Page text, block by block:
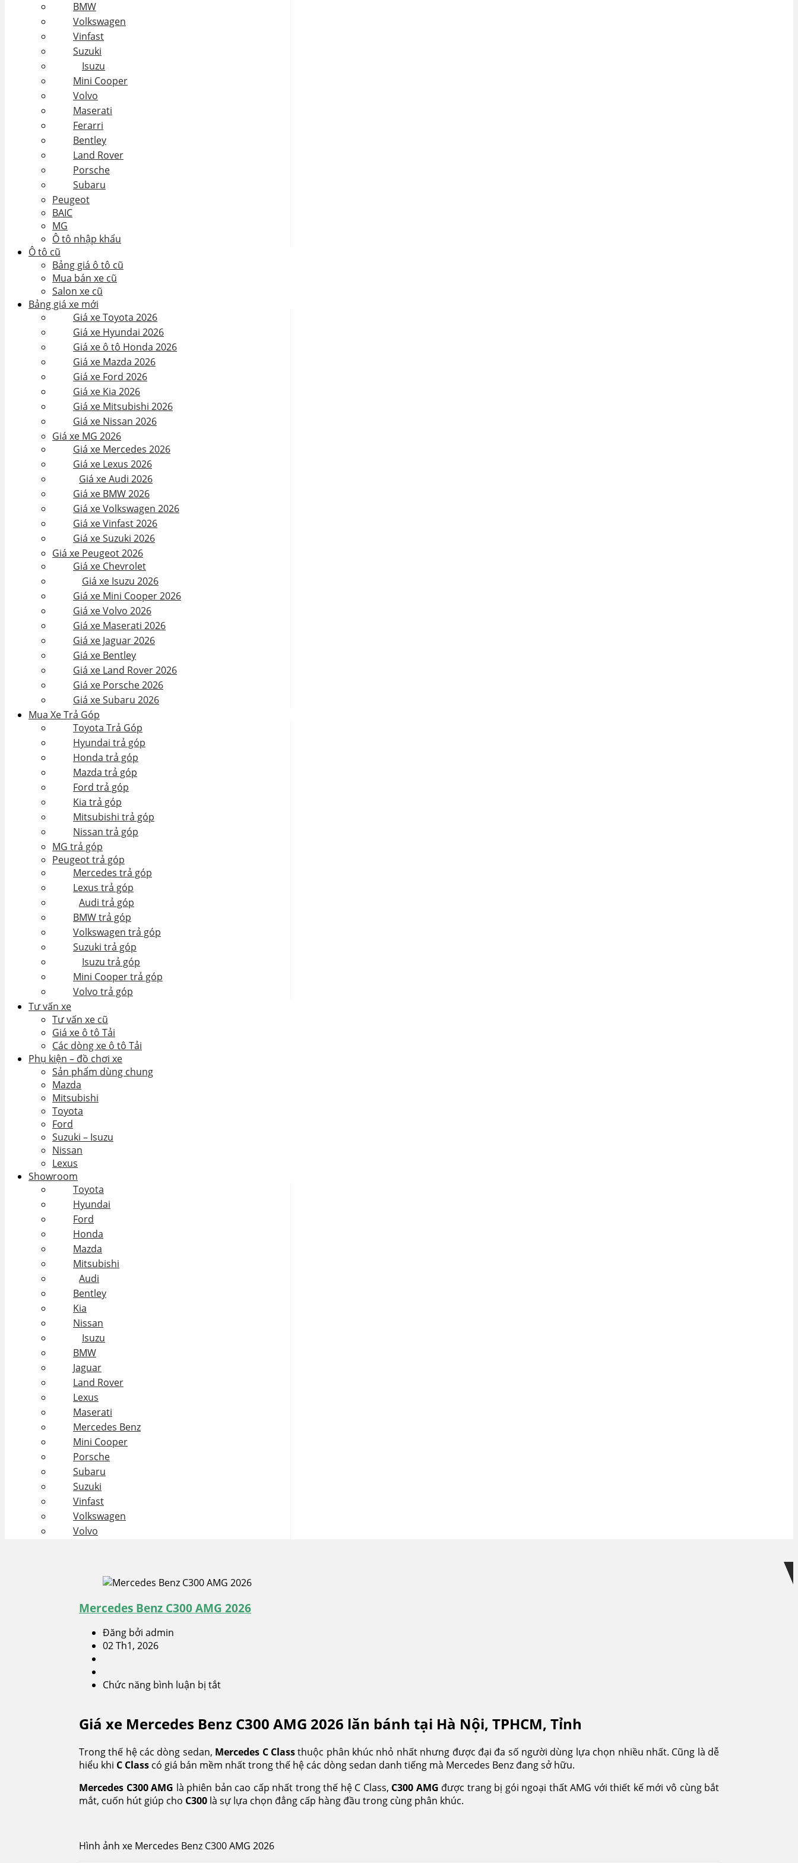
BMW
Volkswagen
Vinfast
Suzuki
Isuzu
Mini Cooper
Volvo
Maserati
Ferarri
Bentley
Land Rover
Porsche
Subaru
Peugeot
BAIC
MG
Ô tô nhập khẩu
Ô tô cũ
Bảng giá ô tô cũ
Mua bán xe cũ
Salon xe cũ
Bảng giá xe mới
Giá xe Toyota 2026
Giá xe Hyundai 2026
Giá xe ô tô Honda 2026
Giá xe Mazda 2026
Giá xe Ford 2026
Giá xe Kia 2026
Giá xe Mitsubishi 2026
Giá xe Nissan 2026
Giá xe MG 2026
Giá xe Mercedes 2026
Giá xe Lexus 2026
Giá xe Audi 2026
Giá xe BMW 2026
Giá xe Volkswagen 2026
Giá xe Vinfast 2026
Giá xe Suzuki 2026
Giá xe Peugeot 2026
Giá xe Chevrolet
Giá xe Isuzu 2026
Giá xe Mini Cooper 2026
Giá xe Volvo 2026
Giá xe Maserati 2026
Giá xe Jaguar 2026
Giá xe Bentley
Giá xe Land Rover 2026
Giá xe Porsche 2026
Giá xe Subaru 2026
Mua Xe Trả Góp
Toyota Trả Góp
Hyundai trả góp
Honda trả góp
Mazda trả góp
Ford trả góp
Kia trả góp
Mitsubishi trả góp
Nissan trả góp
MG trả góp
Peugeot trả góp
Mercedes trả góp
Lexus trả góp
Audi trả góp
BMW trả góp
Volkswagen trả góp
Suzuki trả góp
Isuzu trả góp
Mini Cooper trả góp
Volvo trả góp
Tư vấn xe
Tư vấn xe cũ
Giá xe ô tô Tải
Các dòng xe ô tô Tải
Phụ kiện – đồ chơi xe
Sản phẩm dùng chung
Mazda
Mitsubishi
Toyota
Ford
Suzuki – Isuzu
Nissan
Lexus
Showroom
Toyota
Hyundai
Ford
Honda
Mazda
Mitsubishi
Audi
Bentley
Kia
Nissan
Isuzu
BMW
Jaguar
Land Rover
Lexus
Maserati
Mercedes Benz
Mini Cooper
Porsche
Subaru
Suzuki
Vinfast
Volkswagen
Volvo
Mercedes Benz C300 AMG 2026
Đăng bởi admin
02 Th1, 2026
Chức năng bình luận bị tắt
C300
2026
Giá xe Mercedes Benz C300 AMG 2026 lăn bánh tại Hà Nội, TPHCM, Tỉnh
Trong thế hệ các dòng sedan, Mercedes C Classthuộc phân khúc nhỏ nhất nhưng được đại đa số người dùng lựa chọn nhiều nhất. Cũng là dễ
hiểu khi C Class có giá bán mềm nhất trong thế hệ các dòng sedan danh tiếng mà Mercedes Benz đang sở hữu.
Mercedes C300 AMG là phiên bản cao cấp nhất trong thế hệ C Class, C300 AMG được trang bị gói ngoại thất AMG với thiết kế mới vô cùng bắt
mắt, cuốn hút giúp cho C300 là sự lựa chọn đẳng cấp hàng đầu trong cùng phân khúc.
Hình ảnh xe Mercedes Benz C300 AMG 2026